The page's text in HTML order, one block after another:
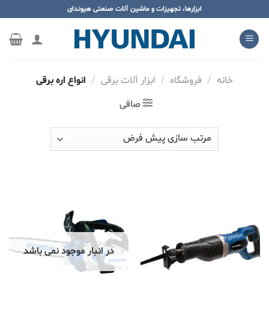
محتوا
بروید
ابزارها، تجهیزات و ماشین آلات صنعتی هیوندای
خانه / فروشگاه / ابزار آلات برقی / انواع اره برقی
صافی
در انبار موجود نمی باشد